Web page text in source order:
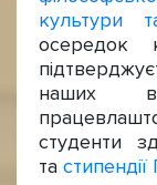
культури
осередок
наших
студенти
та